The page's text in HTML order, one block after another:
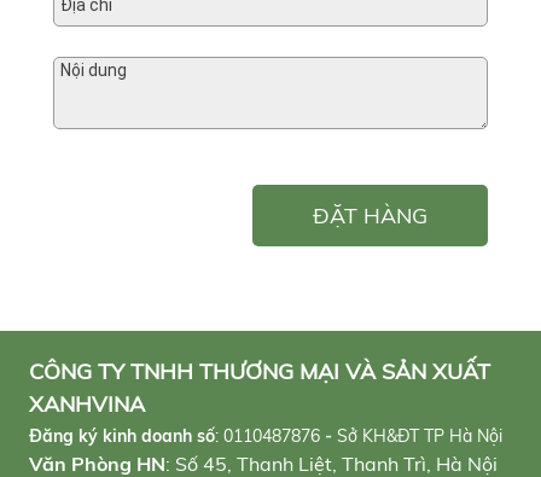
ĐẶT HÀNG
CÔNG TY TNHH THƯƠNG MẠI VÀ SẢN XUẤT
XANHVINA
Đăng ký kinh doanh số: 0110487876 - Sở KH&ĐT TP Hà Nội
Văn Phòng HN: Số 45, Thanh Liệt, Thanh Trì, Hà Nội